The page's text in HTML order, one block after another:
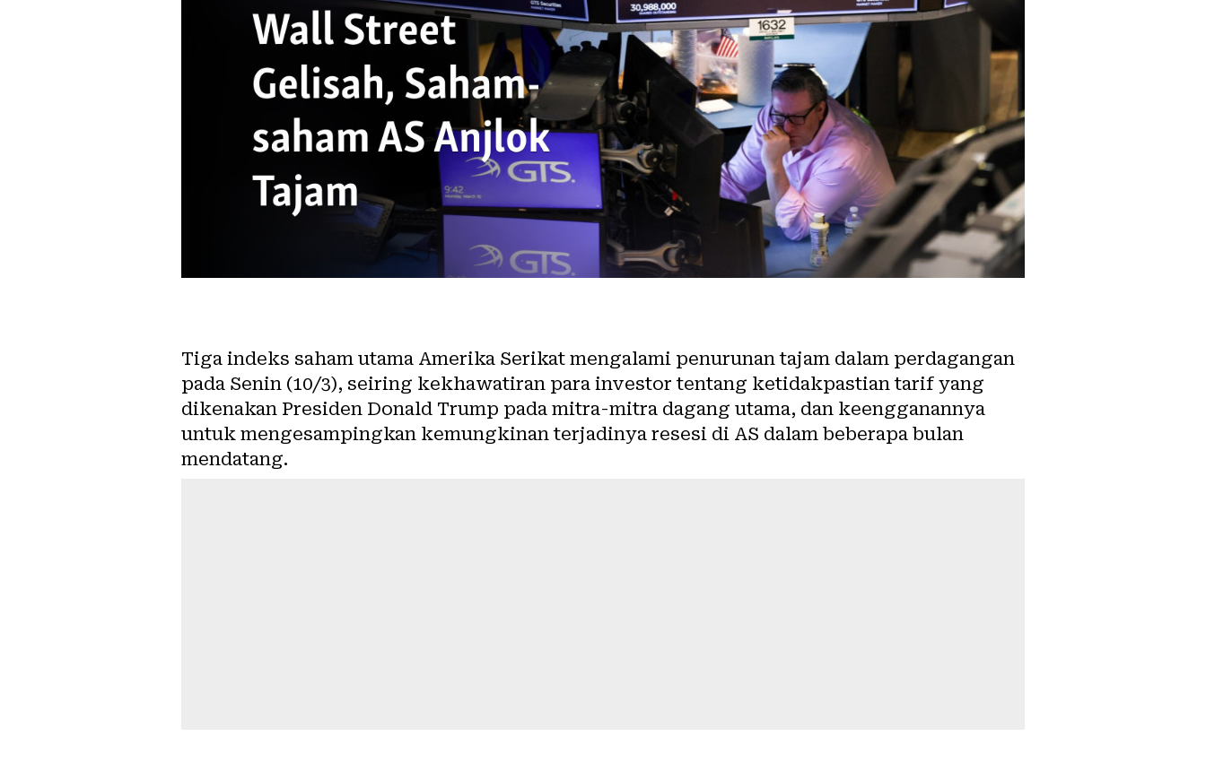
Tiga indeks saham utama Amerika Serikat mengalami penurunan tajam dalam perdagangan
pada Senin (10/3), seiring kekhawatiran para investor tentang ketidakpastian tarif yang
dikenakan Presiden Donald Trump pada mitra-mitra dagang utama, dan keengganannya
untuk mengesampingkan kemungkinan terjadinya resesi di AS dalam beberapa bulan
mendatang.